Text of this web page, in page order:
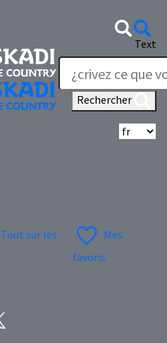
Text
Rechercher
Tout sur les
Mes
favoris